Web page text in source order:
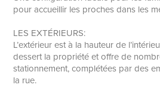
pour accueillir les proches dans les
LES EXTÉRIEURS:
L’extérieur est à la hauteur de
dessert la propriété et offre de
stationnement, complétées par des
la rue.